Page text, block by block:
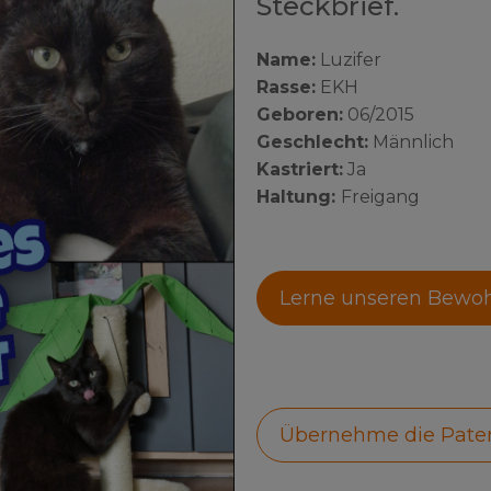
Name: Luzifer
Rasse: EKH
Geboren: 06/2015
Geschlecht: Männlich
Kastriert: Ja
Haltung: Freigang
Lerne unseren
Übernehme die